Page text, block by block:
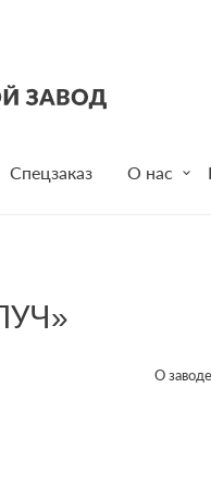
Спецзаказ О нас
О заводе